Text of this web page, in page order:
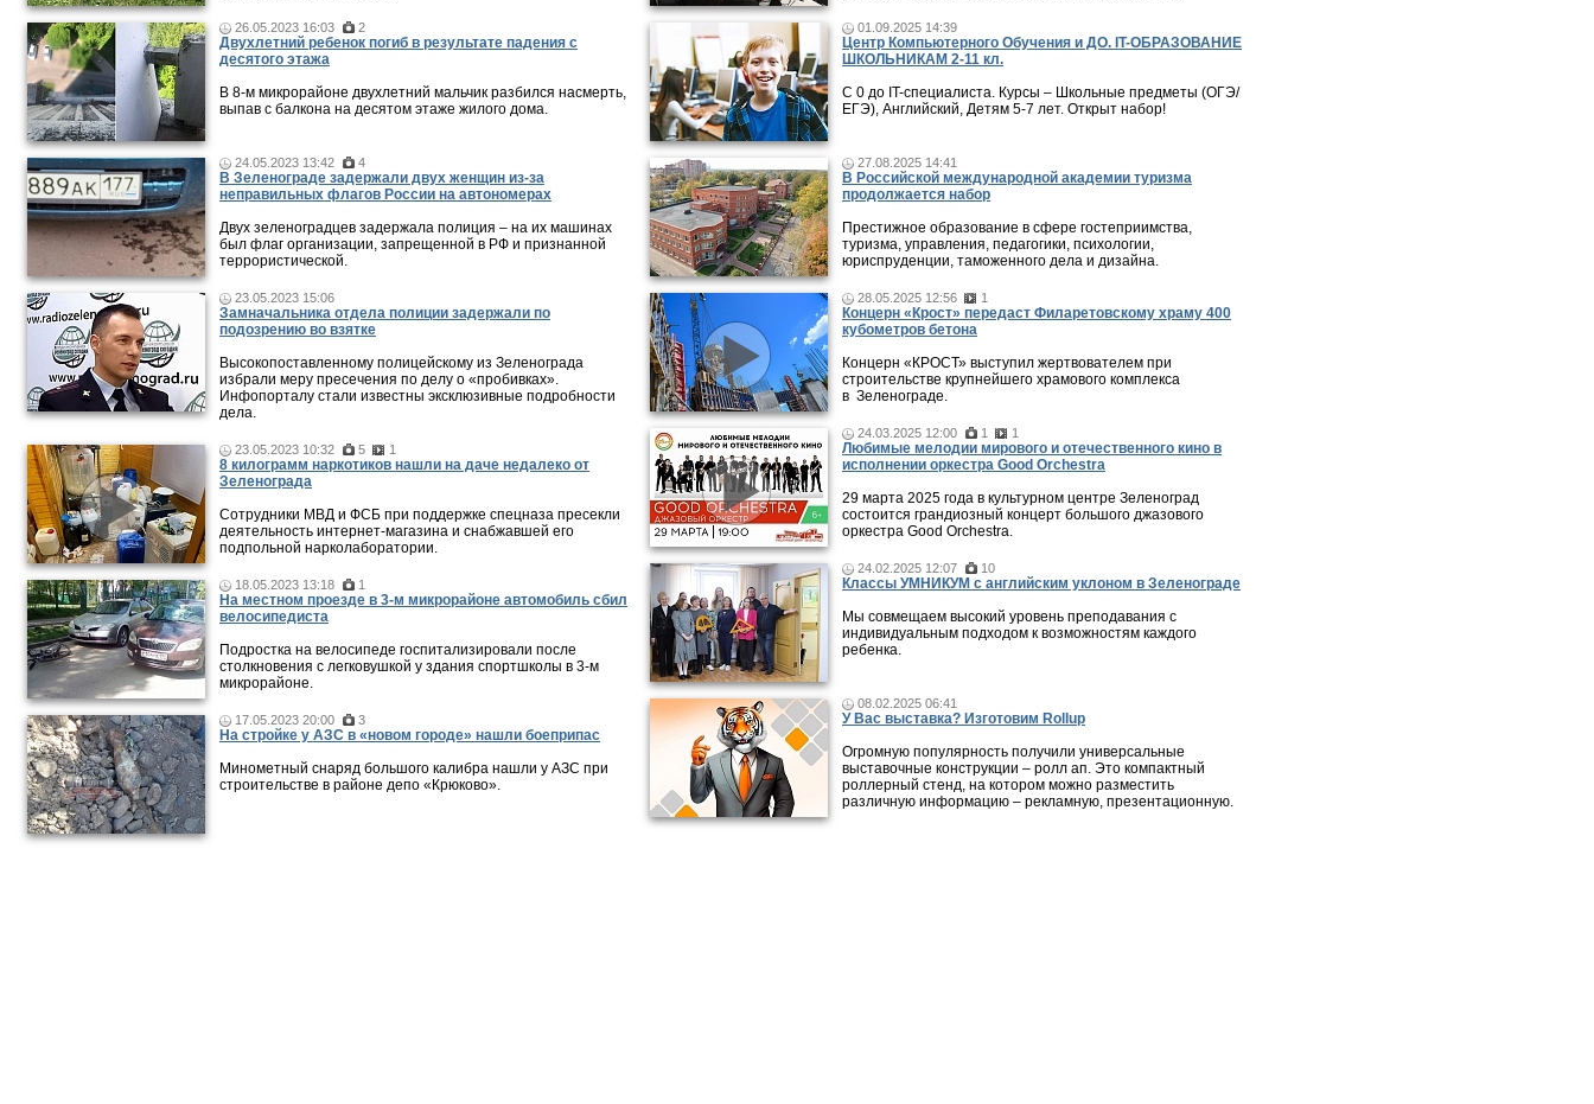
26.05.2023 16:03 2
Двухлетний ребенок погиб в результате падения с
десятого этажа
В 8-м микрорайоне двухлетний мальчик разбился насмерть,
выпав с балкона на десятом этаже жилого дома.
24.05.2023 13:42 4
В Зеленограде задержали двух женщин из-за
неправильных флагов России на автономерах
Двух зеленоградцев задержала полиция – на их машинах
был флаг организации, запрещенной в РФ и признанной
террористической.
23.05.2023 15:06
Замначальника отдела полиции задержали по
подозрению во взятке
Высокопоставленному полицейскому из Зеленограда
избрали меру пресечения по делу о «пробивках».
Инфопорталу стали известны эксклюзивные подробности
дела.
23.05.2023 10:32 5 1
8 килограмм наркотиков нашли на даче недалеко от
Зеленограда
Сотрудники МВД и ФСБ при поддержке спецназа пресекли
деятельность интернет-магазина и снабжавшей его
подпольной нарколаборатории.
18.05.2023 13:18 1
На местном проезде в 3-м микрорайоне автомобиль сбил
велосипедиста
Подростка на велосипеде госпитализировали после
столкновения с легковушкой у здания спортшколы в 3-м
микрорайоне.
17.05.2023 20:00 3
На стройке у АЗС в «новом городе» нашли боеприпас
Минометный снаряд большого калибра нашли у АЗС при
строительстве в районе депо «Крюково».
01.09.2025 14:39
Центр Компьютерного Обучения и ДО. IT-ОБРАЗОВАНИЕ
ШКОЛЬНИКАМ 2-11 кл.
С 0 до IT-специалиста. Курсы – Школьные предметы (ОГЭ/
ЕГЭ), Английский, Детям 5-7 лет. Открыт набор!
27.08.2025 14:41
В Российской международной академии туризма
продолжается набор
Престижное образование в сфере гостеприимства,
туризма, управления, педагогики, психологии,
юриспруденции, таможенного дела и дизайна.
28.05.2025 12:56 1
Концерн «Крост» передаст Филаретовскому храму 400
кубометров бетона
Концерн «КРОСТ» выступил жертвователем при
строительстве крупнейшего храмового комплекса
в Зеленограде.
24.03.2025 12:00 1 1
Любимые мелодии мирового и отечественного кино в
исполнении оркестра Good Orchestra
29 марта 2025 года в культурном центре Зеленоград
состоится грандиозный концерт большого джазового
оркестра Good Orchestra.
24.02.2025 12:07 10
Классы УМНИКУМ с английским уклоном в Зеленограде
Мы совмещаем высокий уровень преподавания с
индивидуальным подходом к возможностям каждого
ребенка.
08.02.2025 06:41
У Вас выставка? Изготовим Rollup
Огромную популярность получили универсальные
выставочные конструкции – ролл ап. Это компактный
роллерный стенд, на котором можно разместить
различную информацию – рекламную, презентационную.